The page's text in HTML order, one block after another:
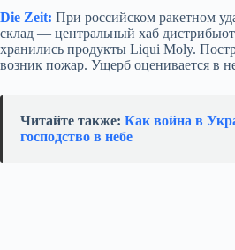
Die Zeit: При российском ракетном
склад — центральный хаб
хранились продукты Liqui Moly.
возник пожар. Ущерб оценивается в
Читайте также: Как война в
господство в небе